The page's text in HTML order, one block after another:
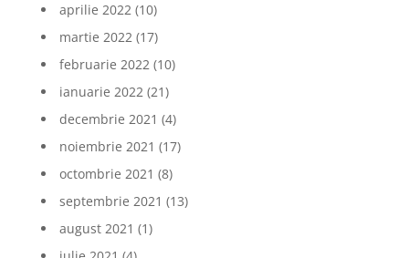
aprilie 2022(10)
martie 2022(17)
februarie 2022(10)
ianuarie 2022(21)
decembrie 2021 (4)
noiembrie 2021 (17)
octombrie 2021 (8)
septembrie 2021 (13)
august 2021 (1)